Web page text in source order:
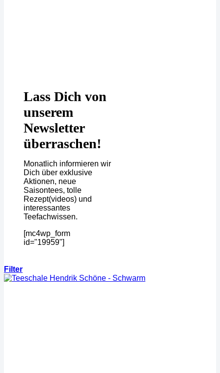
Lass Dich von
unserem
Newsletter
überraschen!
Monatlich informieren wir
Dich über exklusive
Aktionen, neue
Saisontees, tolle
Rezept(videos) und
interessantes
Teefachwissen.
[mc4wp_form
id="19959"]
Filter